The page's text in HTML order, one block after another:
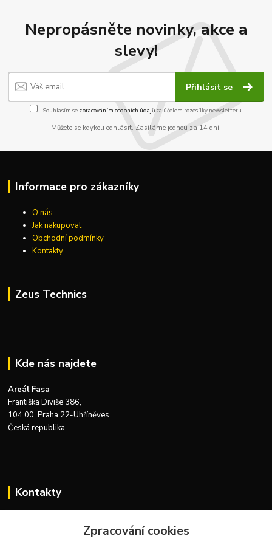
Nepropásněte novinky, akce a
slevy!
Přihlásit se
Souhlasím se zpracováním osobních údajůza účelem rozesílky newsletteru.
Můžete se kdykoli odhlásit. Zasíláme jednou za 14 dní.
Informace pro zákazníky
O nás
Jak nakupovat
Obchodní podmínky
Kontakty
Zeus Technics
Kde nás najdete
Areál Fasa
Františka Diviše 386,
104 00, Praha 22-Uhříněves
Česká republika
Kontakty
+420 732 915 376Zpracování cookies